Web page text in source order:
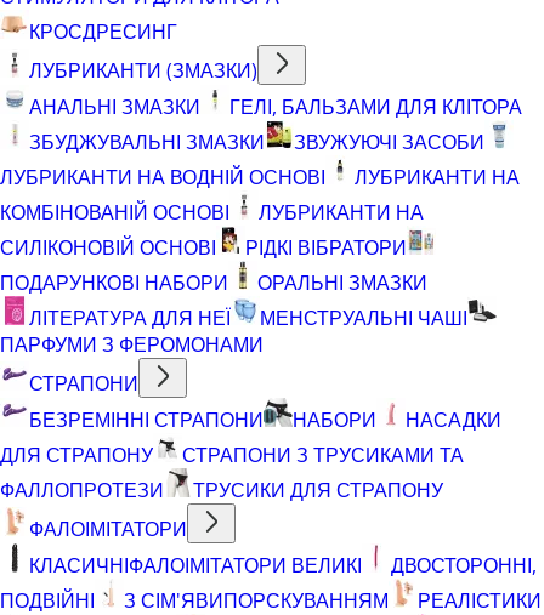
КРОСДРЕСИНГ
ЛУБРИКАНТИ (ЗМАЗКИ)
АНАЛЬНІ ЗМАЗКИ
ГЕЛІ, БАЛЬЗАМИ ДЛЯ КЛІТОРА
ЗБУДЖУВАЛЬНІ ЗМАЗКИ
ЗВУЖУЮЧІ ЗАСОБИ
ЛУБРИКАНТИ НА ВОДНІЙ ОСНОВІ
ЛУБРИКАНТИ НА
КОМБІНОВАНІЙ ОСНОВІ
ЛУБРИКАНТИ НА
СИЛІКОНОВІЙ ОСНОВІ
РІДКІ ВІБРАТОРИ
ПОДАРУНКОВІ НАБОРИ
ОРАЛЬНІ ЗМАЗКИ
ЛІТЕРАТУРА ДЛЯ НЕЇ
МЕНСТРУАЛЬНІ ЧАШІ
ПАРФУМИ З ФЕРОМОНАМИ
СТРАПОНИ
БЕЗРЕМІННІ СТРАПОНИ
НАБОРИ
НАСАДКИ
ДЛЯ СТРАПОНУ
СТРАПОНИ З ТРУСИКАМИ ТА
ФАЛЛОПРОТЕЗИ
ТРУСИКИ ДЛЯ СТРАПОНУ
ФАЛОІМІТАТОРИ
КЛАСИЧНІФАЛОІМІТАТОРИ ВЕЛИКІ
ДВОСТОРОННІ,
ПОДВІЙНІ
З СІМ'ЯВИПОРСКУВАННЯМ
РЕАЛІСТИКИ